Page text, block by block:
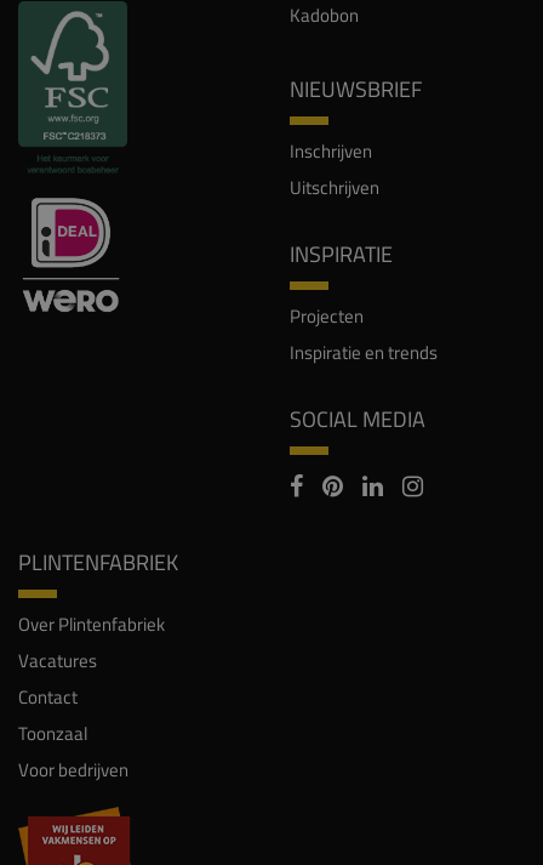
Kadobon
NIEUWSBRIEF
Inschrijven
Uitschrijven
INSPIRATIE
Projecten
Inspiratie en trends
SOCIAL MEDIA
PLINTENFABRIEK
Over Plintenfabriek
Vacatures
Contact
Toonzaal
Voor bedrijven